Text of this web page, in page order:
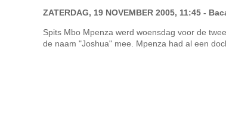
ZATERDAG, 19 NOVEMBER 2005, 11:45 -
Spits Mbo Mpenza werd woensdag voor de
de naam "Joshua" mee. Mpenza had al een